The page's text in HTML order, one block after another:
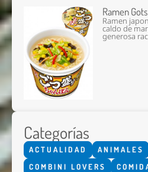
Ramen
Ramen
caldo de
generosa
Categorías
ACTUALIDAD ANIMALES
COMBINI LOVERS